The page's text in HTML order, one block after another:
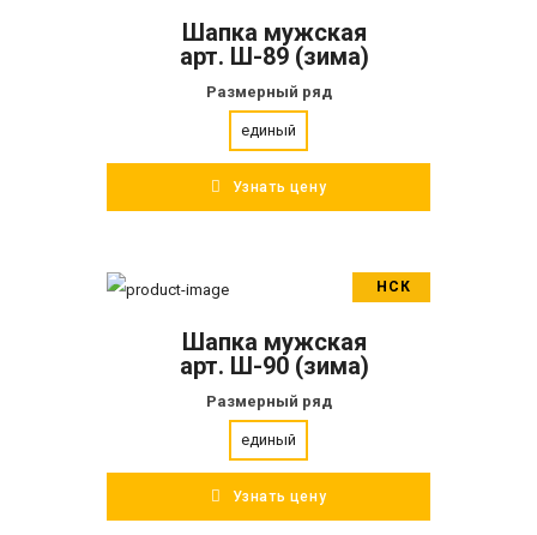
ПОДРОБНЕЕ
Шапка мужская
арт. Ш-89 (зима)
Размерный ряд
единый
Узнать цену
НСК
ПОДРОБНЕЕ
Шапка мужская
арт. Ш-90 (зима)
Размерный ряд
единый
Узнать цену